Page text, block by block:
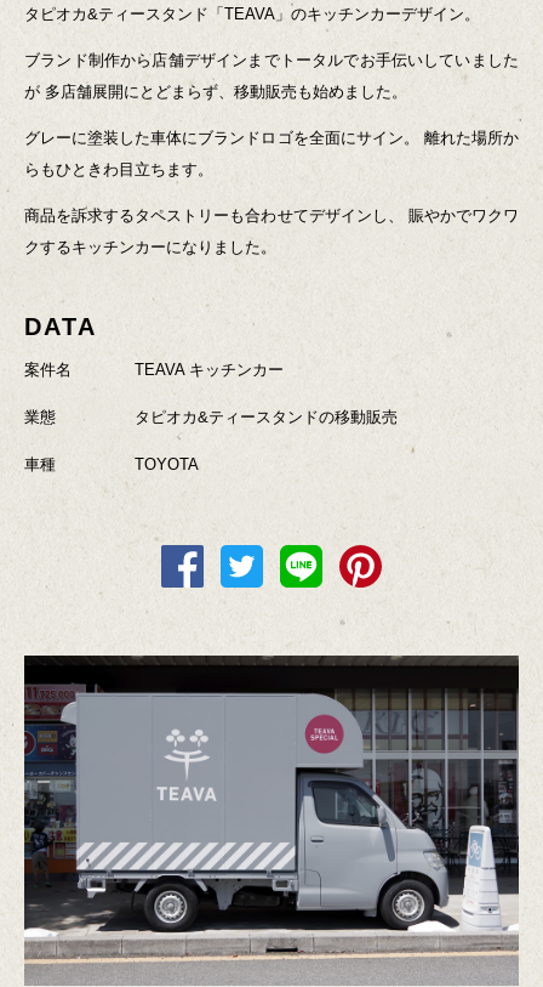
タピオカ&ティースタンド「TEAVA」のキッチンカーデザイン。
ブランド制作から店舗デザインまでトータルでお手伝いしていました
が 多店舗展開にとどまらず、移動販売も始めました。
グレーに塗装した車体にブランドロゴを全面にサイン。
離れた場所か
らもひときわ目立ちます。
商品を訴求するタペストリーも合わせてデザインし、
賑やかでワクワ
クするキッチンカーになりました。
DATA
案件名 TEAVA キッチンカー
業態 タピオカ&ティースタンドの移動販売
車種 TOYOTA